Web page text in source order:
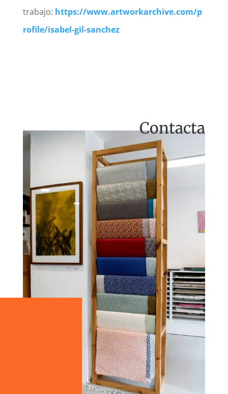
trabajo: https://www.artworkarchive.com/p
rofile/isabel-gil-sanchez
Contacta